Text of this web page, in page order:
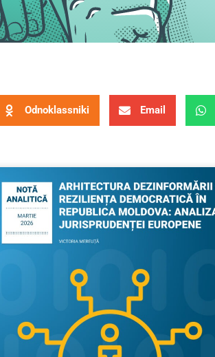
Odnoklassniki Email